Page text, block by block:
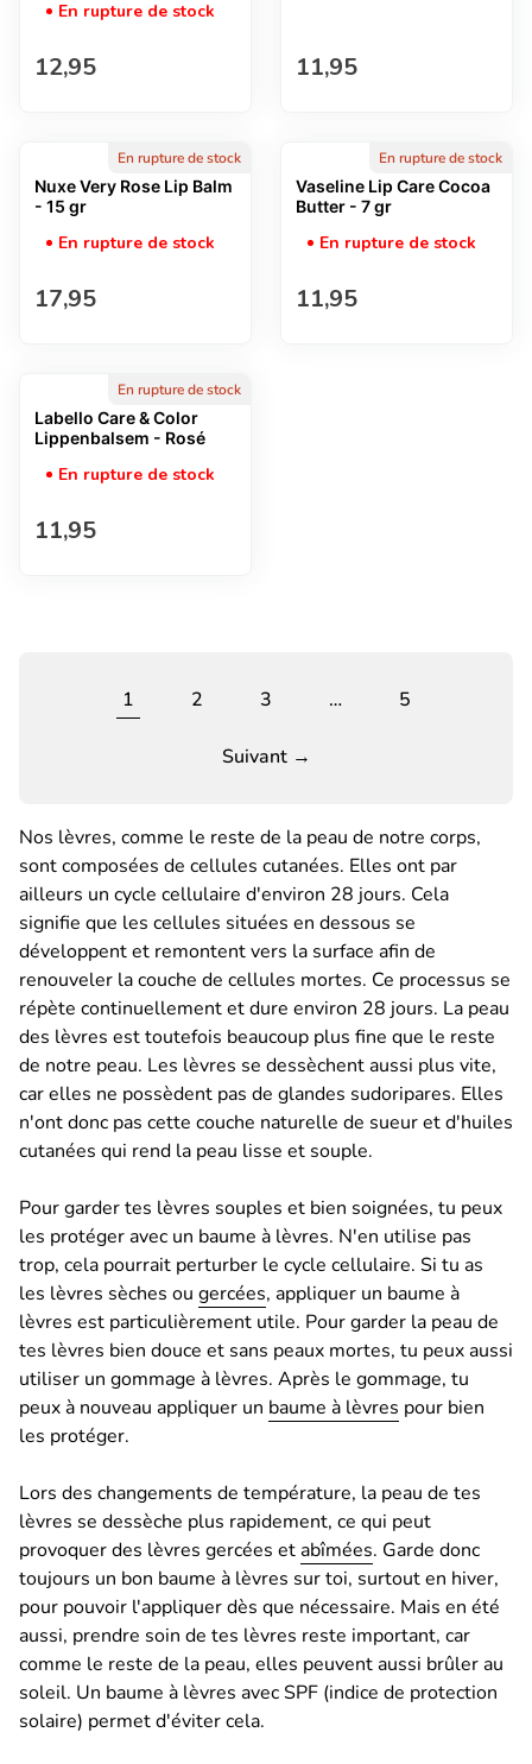
En rupture de stock
Prix normal
12,95 Prix normal
11,95
En rupture de stock
Nuxe Very Rose Lip Balm
- 15 gr
En rupture de stock
Prix normal
17,95
En rupture de stock
Vaseline Lip Care Cocoa
Butter - 7 gr
En rupture de stock
Prix normal
11,95
En rupture de stock
Labello Care & Color
Lippenbalsem - Rosé
En rupture de stock
Prix normal
11,95
1 2 3 … 5
Suivant →
Nos lèvres, comme le reste de la peau de notre corps,
sont composées de cellules cutanées. Elles ont par
ailleurs un cycle cellulaire d'environ 28 jours. Cela
signifie que les cellules situées en dessous se
développent et remontent vers la surface afin de
renouveler la couche de cellules mortes. Ce processus se
répète continuellement et dure environ 28 jours. La peau
des lèvres est toutefois beaucoup plus fine que le reste
de notre peau. Les lèvres se dessèchent aussi plus vite,
car elles ne possèdent pas de glandes sudoripares. Elles
n'ont donc pas cette couche naturelle de sueur et d'huiles
cutanées qui rend la peau lisse et souple.
Pour garder tes lèvres souples et bien soignées, tu peux
les protéger avec un baume à lèvres. N'en utilise pas
trop, cela pourrait perturber le cycle cellulaire. Si tu as
les lèvres sèches ou gercées, appliquer un baume à
lèvres est particulièrement utile. Pour garder la peau de
tes lèvres bien douce et sans peaux mortes, tu peux aussi
utiliser un gommage à lèvres. Après le gommage, tu
peux à nouveau appliquer un baume à lèvres pour bien
les protéger.
Lors des changements de température, la peau de tes
lèvres se dessèche plus rapidement, ce qui peut
provoquer des lèvres gercées etabîmées. Garde donc
toujours un bon baume à lèvres sur toi, surtout en hiver,
pour pouvoir l'appliquer dès que nécessaire. Mais en été
aussi, prendre soin de tes lèvres reste important, car
comme le reste de la peau, elles peuvent aussi brûler au
soleil. Un baume à lèvres avec SPF (indice de protection
solaire) permet d'éviter cela.